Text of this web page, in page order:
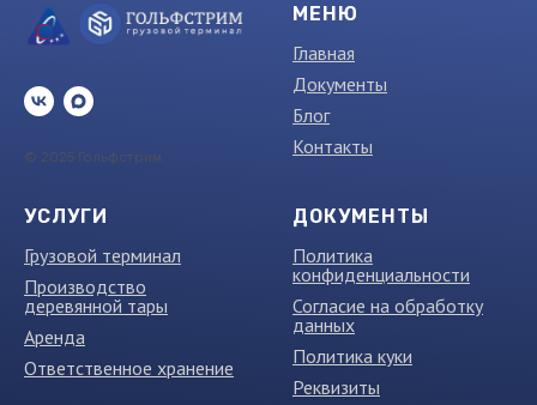
© 2025 Гольфстрим
МЕНЮ
Главная
Документы
Блог
Контакты
УСЛУГИ
Грузовой терминал
Производство
деревянной тары
Аренда
Ответственное хранение
ДОКУМЕНТЫ
Политика
конфиденциальности
Согласие на обработку
данных
Политика куки
Реквизиты